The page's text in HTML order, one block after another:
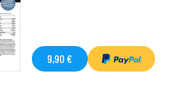
9,90 €